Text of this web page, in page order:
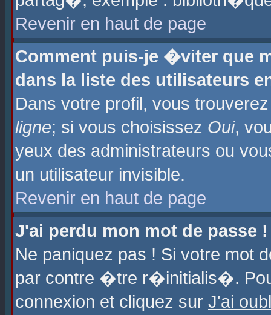
Revenir en haut de page
Comment puis-je �viter que
dans la liste des utilisateurs
Dans votre profil, vous
ligne; si vous choisissez Oui,
yeux des administrateurs ou
un utilisateur invisible.
Revenir en haut de page
J'ai perdu mon mot de passe !
Ne paniquez pas ! Si votre
par contre �tre r�initialis�.
connexion et cliquez sur J'ai